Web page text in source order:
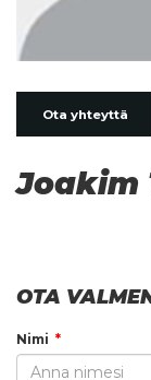
Ota yhteyttä
Joakim
OTA
Nimi